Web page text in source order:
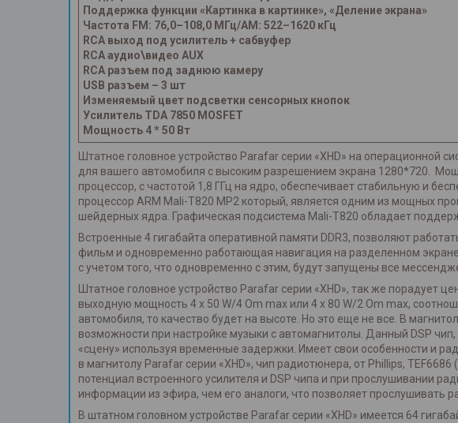
Поддержка функции «Картинка в картинке», «Деление экрана»
Частота FM: 76,0–108,0 МГц/AM: 522–1620 кГц
RCA выход под усилитель + сабвуфер
RCA аудио\видео AUX
RCA разъем под заднюю камеру
USB разъем – 3 шт
Изменяемый цвет подсветки сенсорных кнопок
Усилитель TDA 7850 MOSFET
Мощность 4 * 50 Вт
Штатное головное устройство Parafar серии «XHD» на операционной
для вашего автомобиля с высоким разрешением экрана 1280*720.
процессор, с частотой 1,8 ГГц на ядро, обеспечивает стабильную и
процессор ARM Mali-T820 MP2 который, является одним из мощных
шейдерных ядра. Графическая подсистема Mali-T820 обладает
Встроенные 4 гигабайта оперативной памяти DDR3, позволяют
фильм и одновременно работающая навигация на разделенном
с учетом того, что одновременно с этим, будут запущены все
Штатное головное устройство Parafar серии «XHD», так же порадует
выходную мощность 4 x 50 W/4 Om max или 4 x 80 W/2 Om max,
автомобиля, то качество будет на высоте. Но это еще не все. В
возможности при настройке музыки с автомагнитолы. Данный DSP
«сцену» используя временные задержки. Имеет свои особенности и
в магнитолу Parafar серии «XHD», чип радиотюнера, от Phillips,
потенциал встроенного усилителя и DSP чипа и при прослушивании
информации из эфира, чем его аналоги, что позволяет прослушивать
В штатном головном устройстве Parafar серии «XHD» имеется 64